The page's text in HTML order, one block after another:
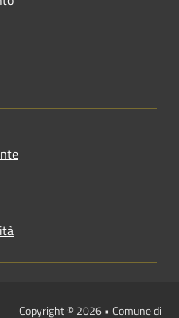
Copyright © 2026 • Comune di